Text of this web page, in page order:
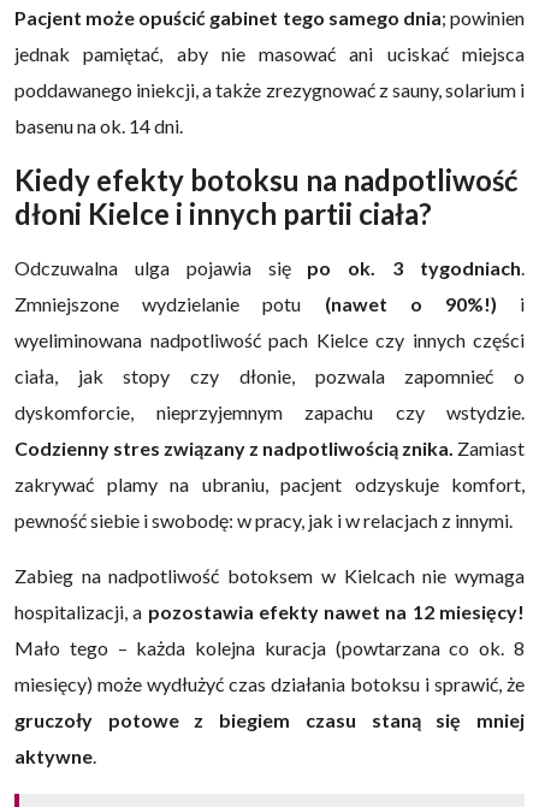
Pacjent może opuścić gabinet tego samego dnia; powinien
jednak pamiętać, aby nie masować ani uciskać miejsca
poddawanego iniekcji, a także zrezygnować z sauny, solarium i
basenu na ok. 14 dni.
Kiedy efekty botoksu na nadpotliwość
dłoni Kielce i innych partii ciała?
Odczuwalna ulga pojawia się po ok. 3 tygodniach
Zmniejszone wydzielanie potu (nawet o 90%!) i
wyeliminowana nadpotliwość pach Kielce czy innych części
ciała, jak stopy czy dłonie, pozwala zapomnieć o
dyskomforcie, nieprzyjemnym zapachu czy wstydzie.
Codzienny stres związany z nadpotliwością znika. Zamiast
zakrywać plamy na ubraniu, pacjent odzyskuje komfort,
pewność siebie i swobodę: w pracy, jak i w relacjach z innymi.
Zabieg na nadpotliwość botoksem w Kielcach nie wymaga
hospitalizacji, a pozostawia efekty nawet na 12 miesięcy!
Mało tego – każda kolejna kuracja (powtarzana co ok. 8
miesięcy) może wydłużyć czas działania botoksu i sprawić, że
gruczoły potowe z biegiem czasu staną się mniej
aktywne